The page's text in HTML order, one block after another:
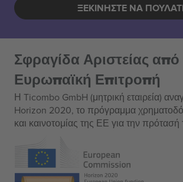
ΞΕΚΙΝΉΣΤΕ ΝΑ
Σφραγίδα Αριστείας από
Ευρωπαϊκή Επιτροπή
Η Ticombo GmbH (μητρική εταιρεία)
Horizon 2020, το πρόγραμμα
και καινοτομίας της ΕΕ για την